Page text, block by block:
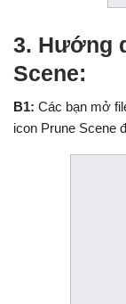
3. Hướng
Scene:
B1: Các bạn mở
icon Prune Scene